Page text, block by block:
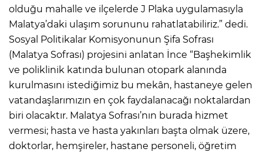
olduğu mahalle ve ilçelerde J Plaka uygulamasıyla
Malatya’daki ulaşım sorununu rahatlatabiliriz.” dedi.
Sosyal Politikalar Komisyonunun Şifa Sofrası
(Malatya Sofrası) projesini anlatan İnce “Başhekimlik
ve poliklinik katında bulunan otopark alanında
kurulmasını istediğimiz bu mekân, hastaneye gelen
vatandaşlarımızın en çok faydalanacağı noktalardan
biri olacaktır. Malatya Sofrası’nın burada hizmet
vermesi; hasta ve hasta yakınları başta olmak üzere,
doktorlar, hemşireler, hastane personeli, öğretim